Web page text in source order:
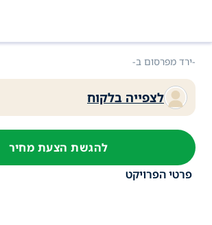
-ירד מפרסום ב-
לצפייה בלקוח
להגשת הצעת מחיר
פרטי הפרויקט